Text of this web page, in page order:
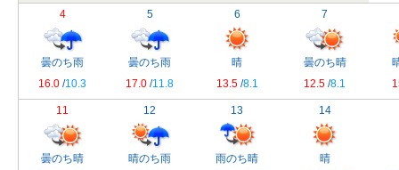
4
曇のち雨
16.0 /10.3
5
曇のち雨
17.0 /11.8
6
晴
13.5 /8.1
7
曇のち晴
12.5 /8.1
11
曇のち晴
12
晴のち雨
13
雨のち晴
14
晴